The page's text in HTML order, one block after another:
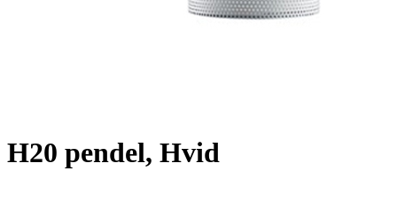
H20 pendel, Hvid